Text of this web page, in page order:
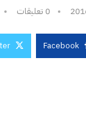
0 تعليقات
Facebook